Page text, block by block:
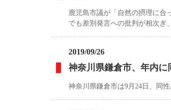
鹿児島市議が「自然の摂理に合
でも差別発言への批判が相次ぎ
2019/09/26
神奈川県鎌倉市、年内
神奈川県鎌倉市は9月24日、同